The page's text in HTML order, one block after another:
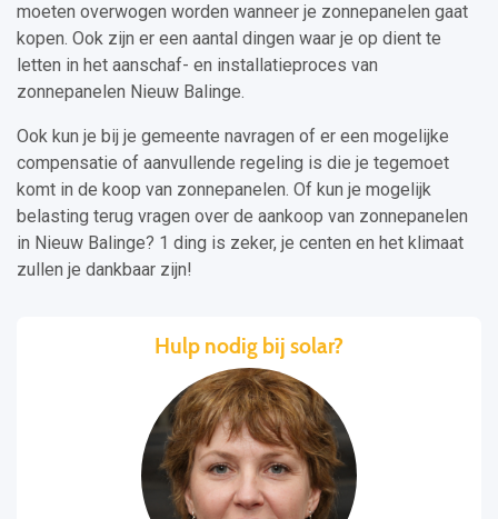
moeten overwogen worden wanneer je zonnepanelen gaat
kopen. Ook zijn er een aantal dingen waar je op dient te
letten in het aanschaf- en installatieproces van
zonnepanelen Nieuw Balinge.
Ook kun je bij je gemeente navragen of er een mogelijke
compensatie of aanvullende regeling is die je tegemoet
komt in de koop van zonnepanelen. Of kun je mogelijk
belasting terug vragen over de aankoop van zonnepanelen
in Nieuw Balinge? 1 ding is zeker, je centen en het klimaat
zullen je dankbaar zijn!
Hulp nodig bij solar?